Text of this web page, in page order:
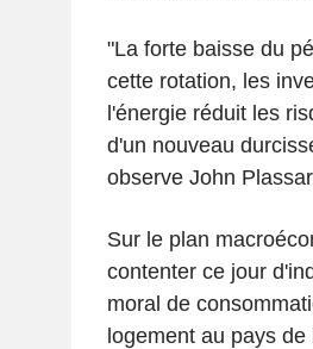
"La forte baisse du
cette rotation, les
l'énergie réduit les
d'un nouveau
observe John
Sur le plan
contenter ce jour
moral de
logement au pays